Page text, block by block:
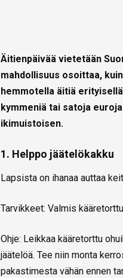
Äitienpäivää vietetään
mahdollisuus osoittaa,
hemmotella äitiä
kymmeniä tai satoja
ikimuistoisen.
1. Helppo jäätelökakku
Lapsista on ihanaa auttaa
Tarvikkeet: Valmis
Ohje: Leikkaa kääretorttu
jäätelöä. Tee niin monta
pakastimesta vähän ennen